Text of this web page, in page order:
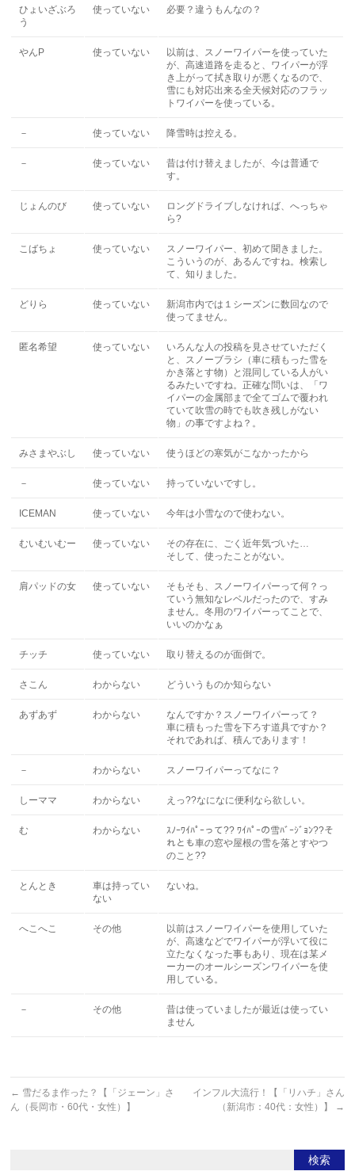
ひょいざぶろ
う
使っていない 必要？違うもんなの？
やんP 使っていない
以前は、スノーワイパーを使っていた
が、高速道路を走ると、ワイパーが浮
き上がって拭き取りが悪くなるので、
雪にも対応出来る全天候対応のフラッ
トワイパーを使っている。
－ 使っていない 降雪時は控える。
－ 使っていない
昔は付け替えましたが、今は普通で
す。
じょんのび 使っていない
ロングドライブしなければ、へっちゃ
ら?
こばちょ 使っていない
スノーワイパー、初めて聞きました。
こういうのが、あるんですね。検索し
て、知りました。
どりら 使っていない
新潟市内では１シーズンに数回なので
使ってません。
匿名希望 使っていない
いろんな人の投稿を見させていただく
と、スノーブラシ（車に積もった雪を
かき落とす物）と混同している人がい
るみたいですね。正確な問いは、「ワ
イパーの金属部まで全てゴムで覆われ
ていて吹雪の時でも吹き残しがない
物」の事ですよね？。
みさまやぶし 使っていない 使うほどの寒気がこなかったから
－ 使っていない 持っていないですし。
ICEMAN 使っていない 今年は小雪なので使わない。
むいむいむー 使っていない
その存在に、ごく近年気づいた…
そして、使ったことがない。
肩パッドの女 使っていない
そもそも、スノーワイパーって何？っ
ていう無知なレベルだったので、すみ
ません。冬用のワイパーってことで、
いいのかなぁ
チッチ 使っていない 取り替えるのが面倒で。
さこん わからない どういうものか知らない
あずあず わからない
なんですか？スノーワイパーって？
車に積もった雪を下ろす道具ですか？
それであれば、積んであります！
－ わからない スノーワイパーってなに？
しーママ わからない えっ??なになに便利なら欲しい。
む わからない
ｽﾉｰﾜｲﾊﾟｰって?? ﾜｲﾊﾟｰの雪ﾊﾞｰｼﾞｮﾝ??そ
れとも車の窓や屋根の雪を落とすやつ
のこと??
とんとき
車は持ってい
ない
ないね。
へこへこ その他
以前はスノーワイパーを使用していた
が、高速などでワイパーが浮いて役に
立たなくなった事もあり、現在は某メ
ーカーのオールシーズンワイパーを使
用している。
－ その他
昔は使っていましたが最近は使ってい
ません
← 雪だるま作った？【「ジェーン」さ
ん（長岡市・60代・女性）】
インフル大流行！【「リハチ」さん
（新潟市：40代：女性）】
→